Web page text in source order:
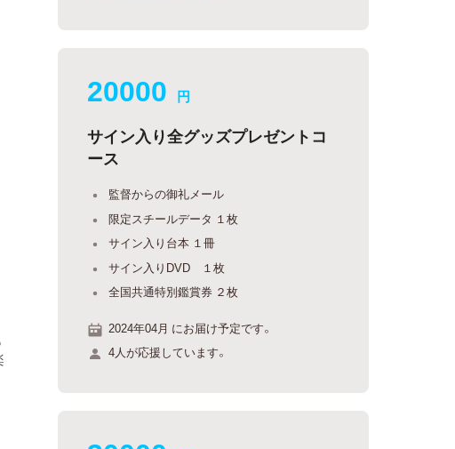
20000 円
サイン入り全グッズプレゼントコ
ース
監督からの御礼メール
限定スチールデータ １枚
サイン入り台本 １冊
サイン入りDVD １枚
全国共通特別鑑賞券 ２枚
2024年04月 にお届け予定です。
4人が応援しています。